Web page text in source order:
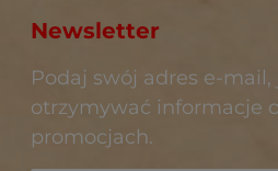
Newsletter
Podaj swój adres e-mail,
otrzymywać informacje
promocjach.